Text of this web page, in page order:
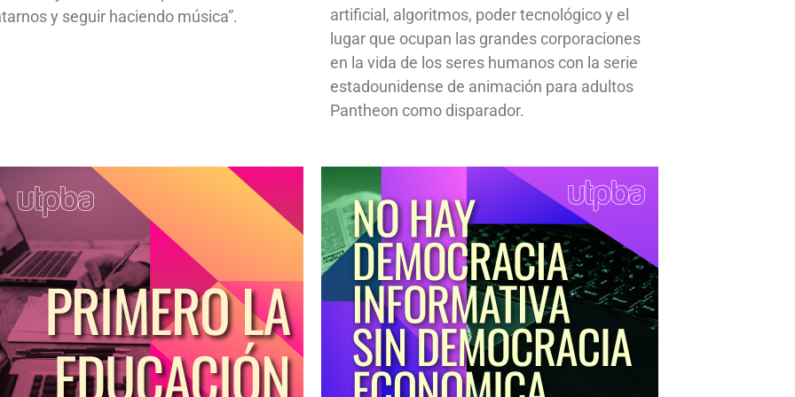
y seguir haciendo música”.
artificial, algoritmos, poder tecnológico y el
lugar que ocupan las grandes corporaciones
en la vida de los seres humanos con la serie
estadounidense de animación para adultos
Pantheon como disparador.